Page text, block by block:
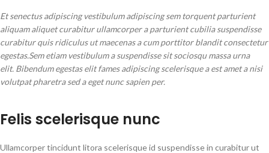
Et senectus adipiscing vestibulum adipiscing sem torquent parturient
aliquam aliquet curabitur ullamcorper a parturient cubilia suspendisse
curabitur quis ridiculus ut maecenas a cum porttitor blandit consectetur
egestas.Sem etiam vestibulum a suspendisse sit sociosqu massa urna
elit. Bibendum egestas elit fames adipiscing scelerisque a est amet a nisi
volutpat pharetra sed a eget nunc sapien per.
Felis scelerisque nunc
Ullamcorper tincidunt litora scelerisque id suspendisse in curabitur ut